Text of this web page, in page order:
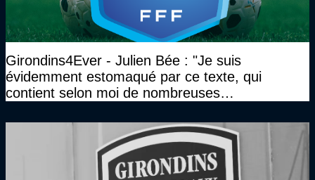
Girondins4Ever - Julien Bée : "Je suis
évidemment estomaqué par ce texte, qui
contient selon moi de nombreuses
plan juridique"